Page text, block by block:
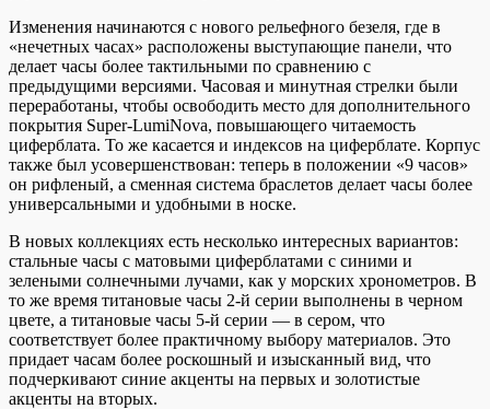
Изменения начинаются с нового рельефного безеля, где в
«нечетных часах» расположены выступающие панели, что
делает часы более тактильными по сравнению с
предыдущими версиями. Часовая и минутная стрелки были
переработаны, чтобы освободить место для дополнительного
покрытия Super-LumiNova, повышающего читаемость
циферблата. То же касается и индексов на циферблате. Корпус
также был усовершенствован: теперь в положении «9 часов»
он рифленый, а сменная система браслетов делает часы более
универсальными и удобными в носке.
В новых коллекциях есть несколько интересных вариантов:
стальные часы с матовыми циферблатами с синими и
зелеными солнечными лучами, как у морских хронометров. В
то же время титановые часы 2-й серии выполнены в черном
цвете, а титановые часы 5-й серии — в сером, что
соответствует более практичному выбору материалов. Это
придает часам более роскошный и изысканный вид, что
подчеркивают синие акценты на первых и золотистые
акценты на вторых.